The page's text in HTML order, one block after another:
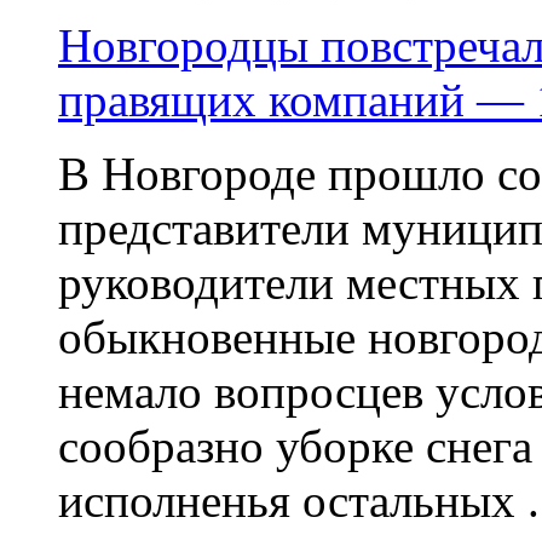
Новгородцы
правящих компаний —
В Новгороде прошло
представители
руководители
обыкновенные
немало вопросцев
сообразно уборке
исполненья остальных